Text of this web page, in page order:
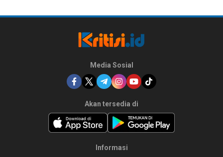
Media Sosial
Akan tersedia di
Informasi